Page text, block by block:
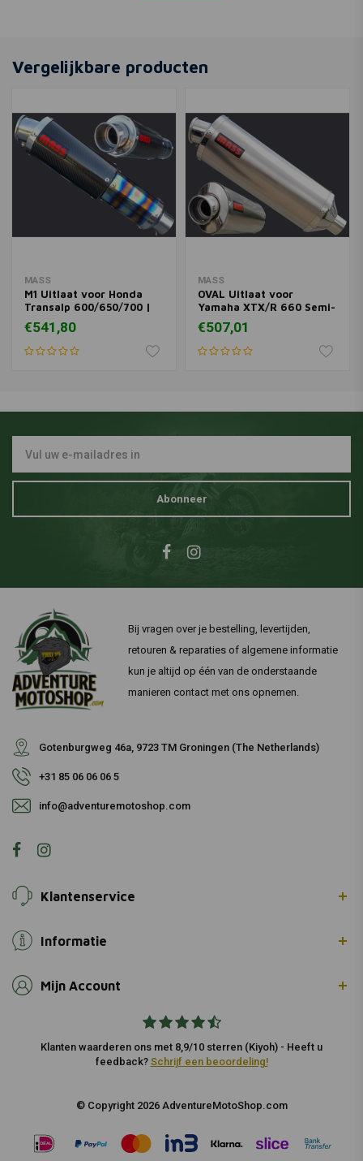
Kawasaki Versys 650 | (Kies
Materiaal)
€377,77
Vergelijkbare producten
MASS
M1 Uitlaat voor Honda
Transalp 600/650/700 |
(Kies Materiaal)
€541,80
MASS
OVAL Uitlaat voor
Yamaha XTX/R 660 Semi-
Compl 2in1 | (Kies
Materiaal)
€507,01
Abonneer
Bij vragen over je bestelling, levertijden,
retouren & reparaties of algemene informatie
kun je altijd op één van de onderstaande
manieren contact met ons opnemen.
Gotenburgweg 46a, 9723 TM Groningen (The Netherlands)
+31 85 06 06 06 5
info@adventuremotoshop.com
Klantenservice
Informatie
Mijn Account
Klanten waarderen ons met 8,9/10 sterren (Kiyoh) - Heeft u
feedback? Schrijf een beoordeling!
© Copyright 2026 AdventureMotoShop.com